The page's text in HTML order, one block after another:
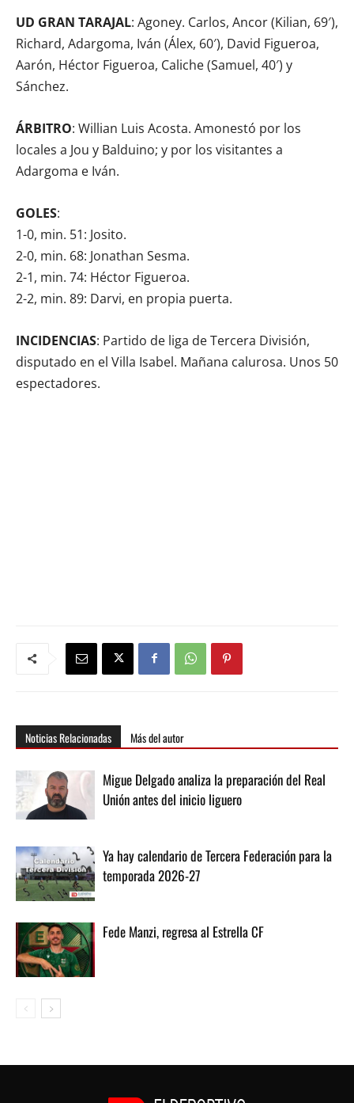
UD GRAN TARAJAL: Agoney. Carlos, Ancor (Kilian, 69′),
Richard, Adargoma, Iván (Álex, 60′), David Figueroa,
Aarón, Héctor Figueroa, Caliche (Samuel, 40′) y
Sánchez.
ÁRBITRO: Willian Luis Acosta. Amonestó por los
locales a Jou y Balduino; y por los visitantes a
Adargoma e Iván.
GOLES:
1-0, min. 51: Josito.
2-0, min. 68: Jonathan Sesma.
2-1, min. 74: Héctor Figueroa.
2-2, min. 89: Darvi, en propia puerta.
INCIDENCIAS: Partido de liga de Tercera División,
disputado en el Villa Isabel. Mañana calurosa. Unos 50
espectadores.
Noticias Relacionadas Más del autor
Migue Delgado analiza la preparación del Real
Unión antes del inicio liguero
Ya hay calendario de Tercera Federación para la
temporada 2026-27
Fede Manzi, regresa al Estrella CF